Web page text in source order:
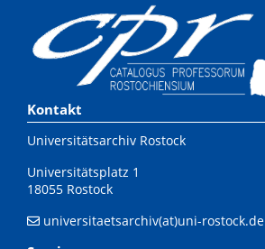
Kontakt
Universitätsarchiv Rostock
Universitätsplatz 1
18055 Rostock
universitaetsarchiv(at)uni-rostock.de